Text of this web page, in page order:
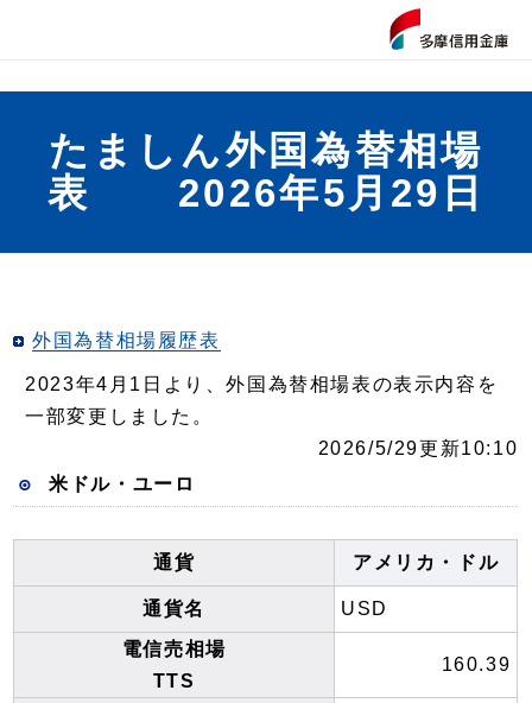
たましん外国為替相場
表 2026年5月29日
外国為替相場履歴表
2023年4月1日より、外国為替相場表の表示内容を
一部変更しました。
2026/5/29更新10:10
米ドル・ユーロ
通貨 アメリカ・ドル
通貨名
USD
電信売相場
TTS
160.39